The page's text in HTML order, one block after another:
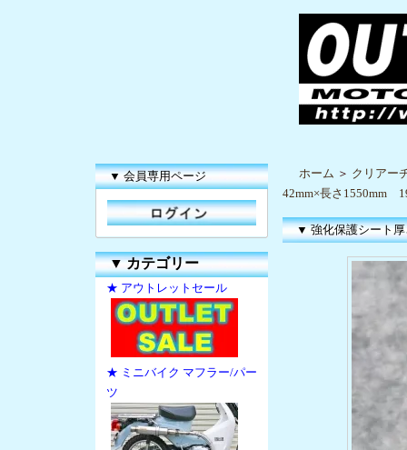
▼ 会員専用ページ
▼カテゴリー
★ アウトレットセール
★ ミニバイク マフラー/パー
ツ
ホーム ＞ クリアー
42mm×長さ1550mm
▼ 強化保護シート